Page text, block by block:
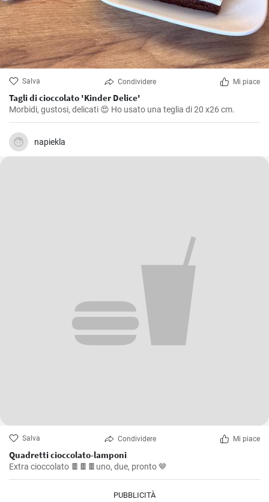
Salva Condividere Mi piace
Tagli di cioccolato 'Kinder Delice'
Morbidi, gustosi, delicati 😍 Ho usato una teglia di 20 x26 cm.
napiekla
Salva Condividere Mi piace
Quadretti cioccolato-lamponi
Extra cioccolato 🍫🍫🍫uno, due, pronto 🤎
PUBBLICITÀ